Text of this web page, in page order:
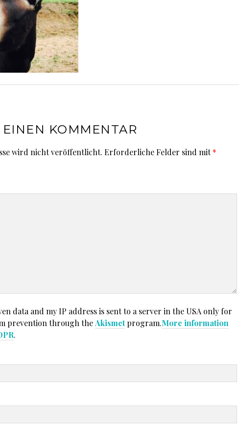
EINEN KOMMENTAR
wird nicht veröffentlicht. Erforderliche Felder sind mit*
data and my IP address is sent to a server in the USA only for
prevention through theAkismetprogram.More information
.